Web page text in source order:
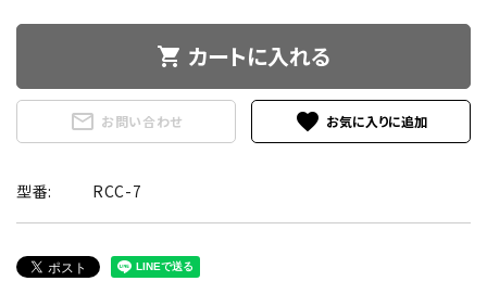
shopping_cart カートに入れる
mail_outline お問い合わせ favorite
型番: RCC-7